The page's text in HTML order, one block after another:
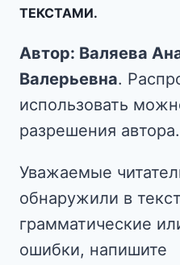
ТЕКСТАМИ.
Автор: Валяева
Валерьевна.
использовать
разрешения автора.
Уважаемые
обнаружили в
грамматические
ошибки, напишите